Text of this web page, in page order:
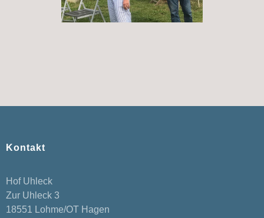
Kontakt
Hof Uhleck
Zur Uhleck 3
18551 Lohme/OT Hagen